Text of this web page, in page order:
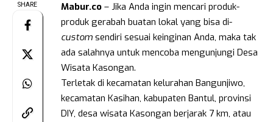
SHARE Mabur.co – Jika Anda ingin mencari produk-
produk gerabah buatan lokal yang bisa di-
custom sendiri sesuai keinginan Anda, maka tak
ada salahnya untuk mencoba mengunjungi Desa
Wisata Kasongan.
Terletak di kecamatan kelurahan Bangunjiwo,
kecamatan Kasihan, kabupaten Bantul, provinsi
DIY, desa wisata Kasongan berjarak 7 km, atau